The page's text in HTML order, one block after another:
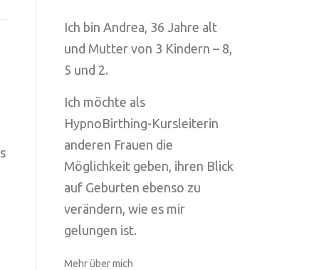
Ich bin Andrea, 36 Jahre alt
und Mutter von 3 Kindern – 8,
5 und 2.
Ich möchte als
HypnoBirthing-Kursleiterin
anderen Frauen die
Möglichkeit geben, ihren Blick
auf Geburten ebenso zu
verändern, wie es mir
gelungen ist.
Mehr über mich